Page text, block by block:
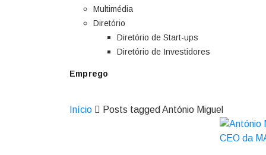
Multimédia
Diretório
Diretório de Start-ups
Diretório de Investidores
Emprego
Início Posts tagged António Miguel